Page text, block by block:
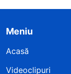
Meniu
Acasă
Videoclipuri